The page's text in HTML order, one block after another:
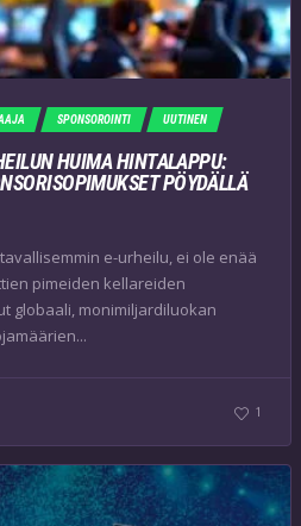
SPONSOROINTI UUTINEN
HUIMA HINTALAPPU:
PÖYDÄLLÄ
e-urheilu, ei ole enää
pimeiden kellareiden
globaali, monimiljardiluokan
1